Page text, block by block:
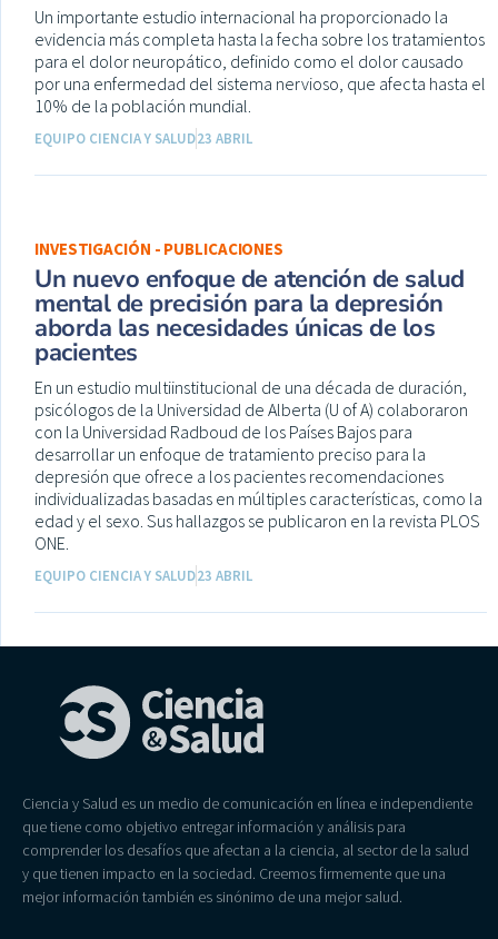
Un importante estudio internacional ha proporcionado la
evidencia más completa hasta la fecha sobre los tratamientos
para el dolor neuropático, definido como el dolor causado
por una enfermedad del sistema nervioso, que afecta hasta el
10% de la población mundial.
EQUIPO CIENCIA Y SALUD23 ABRIL
INVESTIGACIÓN - PUBLICACIONES
Un nuevo enfoque de atención de salud
mental de precisión para la depresión
aborda las necesidades únicas de los
pacientes
En un estudio multiinstitucional de una década de duración,
psicólogos de la Universidad de Alberta (U of A) colaboraron
con la Universidad Radboud de los Países Bajos para
desarrollar un enfoque de tratamiento preciso para la
depresión que ofrece a los pacientes recomendaciones
individualizadas basadas en múltiples características, como la
edad y el sexo. Sus hallazgos se publicaron en la revista PLOS
ONE.
EQUIPO CIENCIA Y SALUD23 ABRIL
Ciencia y Salud es un medio de comunicación en línea e independiente
que tiene como objetivo entregar información y análisis para
comprender los desafíos que afectan a la ciencia, al sector de la salud
y que tienen impacto en la sociedad. Creemos firmemente que una
mejor información también es sinónimo de una mejor salud.